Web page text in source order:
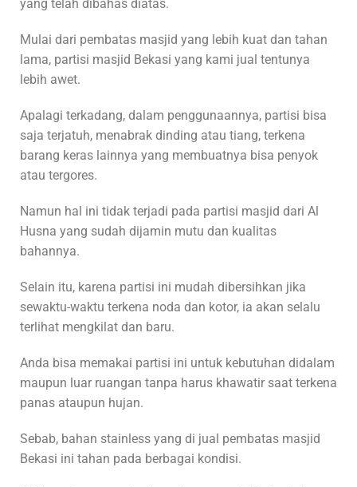
yang telah dibahas diatas.
Mulai dari pembatas masjid yang lebih kuat dan tahan
lama, partisi masjid Bekasi yang kami jual tentunya
lebih awet.
Apalagi terkadang, dalam penggunaannya, partisi bisa
saja terjatuh, menabrak dinding atau tiang, terkena
barang keras lainnya yang membuatnya bisa penyok
atau tergores.
Namun hal ini tidak terjadi pada partisi masjid dari Al
Husna yang sudah dijamin mutu dan kualitas
bahannya.
Selain itu, karena partisi ini mudah dibersihkan jika
sewaktu-waktu terkena noda dan kotor, ia akan selalu
terlihat mengkilat dan baru.
Anda bisa memakai partisi ini untuk kebutuhan didalam
maupun luar ruangan tanpa harus khawatir saat terkena
panas ataupun hujan.
Sebab, bahan stainless yang di jual pembatas masjid
Bekasi ini tahan pada berbagai kondisi.